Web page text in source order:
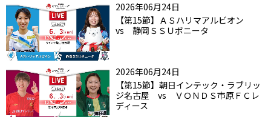
2026年06月24日
【第15節】ＡＳハリマアルビオン
vs 静岡ＳＳＵボニータ
2026年06月24日
【第15節】朝日インテック・ラブリッ
ジ名古屋 vs ＶＯＮＤＳ市原ＦＣレ
ディース